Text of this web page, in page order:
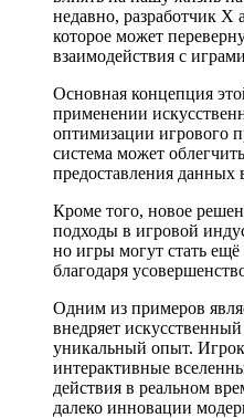
недавно, разработчик X
которое может
взаимодействия с
Основная концепция
применении
оптимизации игрового
система может
предоставления данных
Кроме того, новое
подходы в игровой
но игры могут стать
благодаря
Одним из примеров
внедряет
уникальный опыт.
интерактивные
действия в реальном
далеко инновации